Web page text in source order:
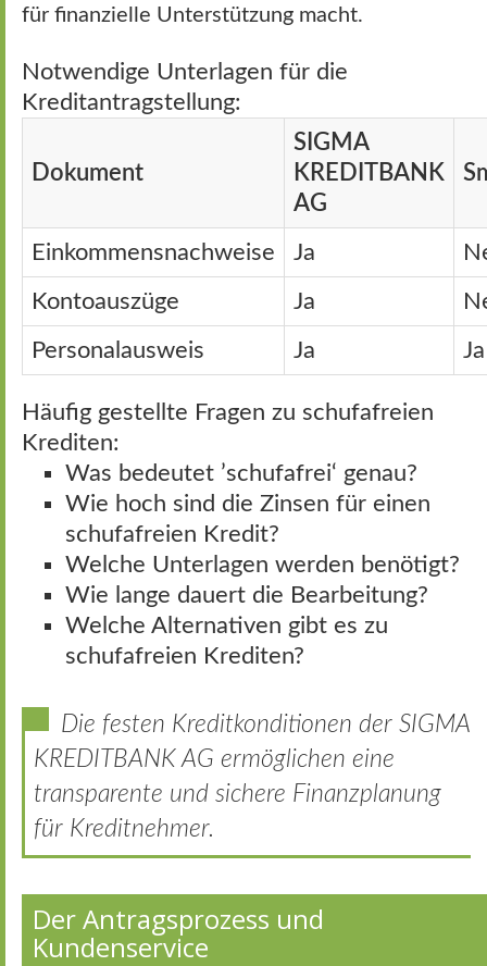
für finanzielle Unterstützung macht.
Notwendige Unterlagen für die
Kreditantragstellung:
Dokument
SIGMA
KREDITBANK
AG
Einkommensnachweise Ja
Kontoauszüge Ja
Personalausweis Ja Ja
Häufig gestellte Fragen zu schufafreien
Krediten:
Was bedeutet ’schufafrei‘ genau?
Wie hoch sind die Zinsen für einen
schufafreien Kredit?
Welche Unterlagen werden benötigt?
Wie lange dauert die Bearbeitung?
Welche Alternativen gibt es zu
schufafreien Krediten?
Die festen Kreditkonditionen der SIGMA
KREDITBANK AG ermöglichen eine
transparente und sichere Finanzplanung
für Kreditnehmer.
Der Antragsprozess und
Kundenservice